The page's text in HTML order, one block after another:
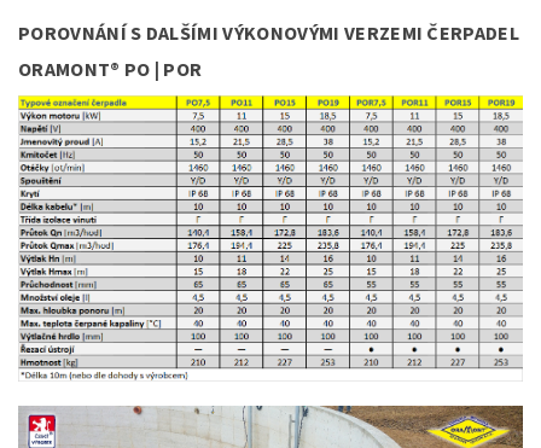
POROVNÁNÍ S DALŠÍMI VÝKONOVÝMI VERZEMI ČERPADEL
ORAMONT® PO | POR